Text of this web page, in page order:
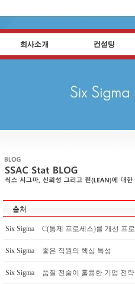
출처
Six Sigma C(통제 프로세스)를 개선 프
Six Sigma 좋은 직원의 핵심 특성
Six Sigma 품질 전술이 훌륭한 기업 전